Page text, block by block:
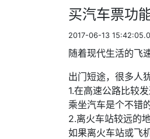
买汽车票功
2017-06-13
随着现代生活的飞
出门短途，很多人
1.在高速公路比较
乘坐汽车是个不错
2.离火车站较远的
如果离火车站或飞